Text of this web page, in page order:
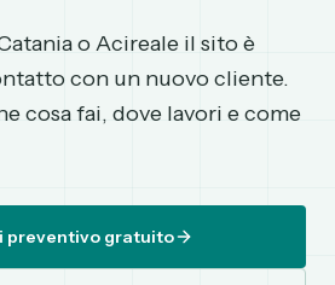
o Acireale il sito è
con un nuovo cliente.
cosa fai, dove lavori e come
preventivo gratuito